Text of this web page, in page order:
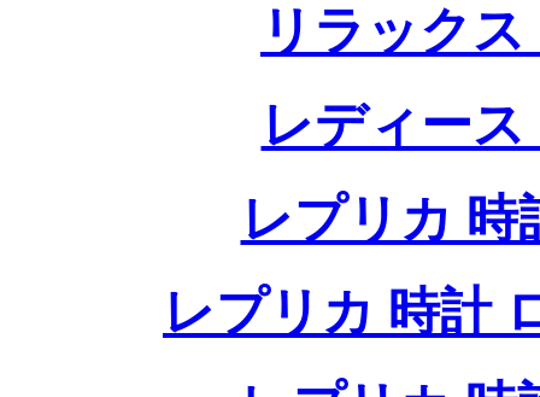
リラック
レディー
レプリカ 時
レプリカ 時計